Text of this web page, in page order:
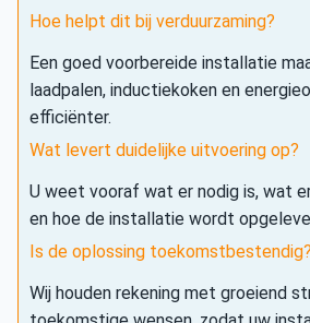
Hoe helpt dit bij verduurzaming?
Een goed voorbereide installatie
laadpalen, inductiekoken en
efficiënter.
Wat levert duidelijke uitvoering op?
U weet vooraf wat er nodig is, wat
en hoe de installatie wordt
Is de oplossing toekomstbestendig?
Wij houden rekening met groeiend